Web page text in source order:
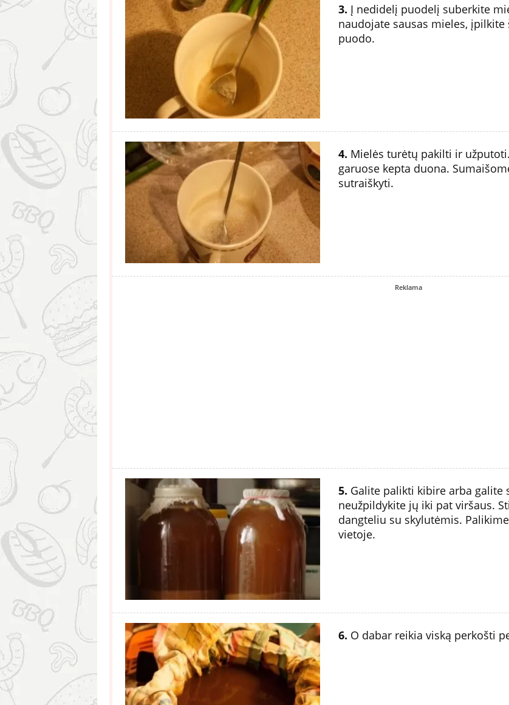
3. Į nedidelį puodelį suberkite
naudojate sausas mieles,
puodo.
4. Mielės turėtų pakilti ir
garuose kepta duona.
sutraiškyti.
Reklama
5. Galite palikti kibire arba
neužpildykite jų iki pat viršaus.
dangteliu su skylutėmis.
vietoje.
6. O dabar reikia viską perkošti